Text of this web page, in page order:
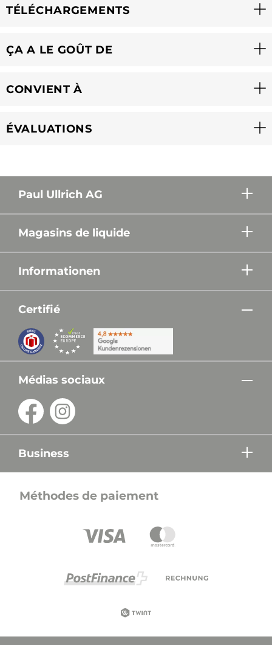
TÉLÉCHARGEMENTS
ÇA A LE GOÛT DE
CONVIENT À
ÉVALUATIONS
Paul Ullrich AG
Magasins de liquide
Informationen
Certifié
Médias sociaux
Business
Méthodes de paiement